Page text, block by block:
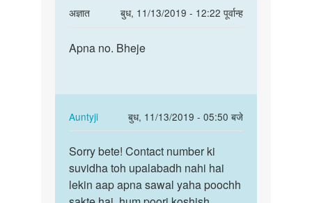
अज्ञात
बुध, 11/13/2019 - 12:22 पूर्वान्ह
In
to
अंडकोष
नई
है
क्या…
by
ajim
Apna
Apna no. Bheje
Auntyji
बुध, 11/13/2019 - 05:50 बजे
In
reply
to
Apna
no.
Bheje
Sorry
bete!
Contact
number…
Sorry bete! Contact number ki
suvidha toh upalabadh nahi hai
lekin aap apna sawal yaha poochh